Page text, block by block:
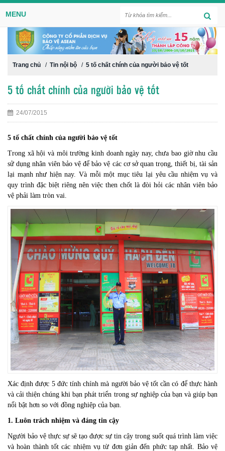
MENU
Trang chủ / Tin nội bộ / 5 tố chất chính của người bảo vệ tốt
5 tố chất chính của người bảo vệ tốt
24/07/2015
5 tố chất chính của người bảo vệ tốt
Trong xã hội và môi trường kinh doanh ngày nay, chưa bao giờ nhu cầu
sử dụng nhân viên bảo vệ để bảo vệ các cơ sở quan trọng, thiết bị, tài sản
lại mạnh như hiện nay. Và mỗi một mục tiêu lại yêu cầu nhiệm vụ và
quy trình đặc biệt riêng nên việc then chốt là đòi hỏi các nhân viên bảo
vệ phải làm tròn vai.
Xác định được 5 đức tính chính mà người bảo vệ tốt cần có để thực hành
và cải thiện chúng khi bạn phát triển trong sự nghiệp của bạn và giúp bạn
nổi bật hơn so với đồng nghiệp của bạn.
1. Luôn trách nhiệm và đáng tin cậy
Người bảo vệ thực sự sẽ tạo được sự tin cậy trong suốt quá trình làm việc
và hoàn thành tốt các nhiệm vụ từ đơn giản đến phức tạp nhất. Bảo vệ